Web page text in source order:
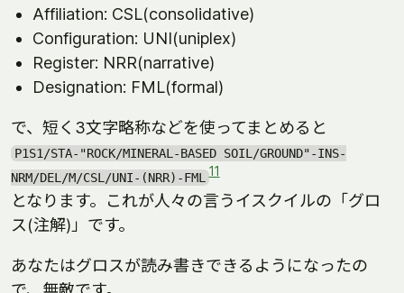
Affiliation: CSL(consolidative)
Configuration: UNI(uniplex)
Register: NRR(narrative)
Designation: FML(formal)
で、短く3文字略称などを使ってまとめると
P1S1/STA-"ROCK/MINERAL-BASED SOIL/GROUND"-INS-
NRM/DEL/M/CSL/UNI-(NRR)-FML 11
となります。これが人々の言うイスクイルの「グロ
ス(注解)」です。
あなたはグロスが読み書きできるようになったの